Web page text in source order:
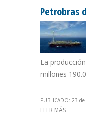
Petrobras
La
millones
PUBLICADO: 23
LEER MÁS